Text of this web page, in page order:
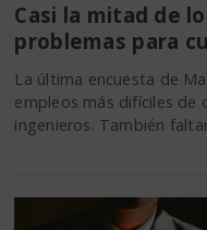
Casi la mitad de
problemas para
La última encuesta de
empleos más difíciles de
ingenieros. También